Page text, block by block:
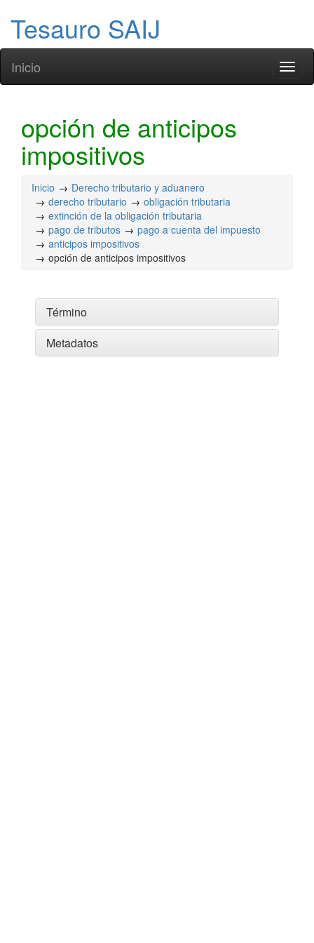
Tesauro SAIJ
Inicio
opción de anticipos
impositivos
Inicio
Derecho tributario y aduanero
derecho tributario
obligación tributaria
extinción de la obligación tributaria
pago de tributos
pago a cuenta del impuesto
anticipos impositivos
opción de anticipos impositivos
Término
Metadatos